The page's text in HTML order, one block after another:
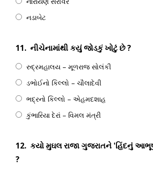
નડાબેટ
11. નીચેનામાંથી કયું જોડકું ખોટું છે ?
રુદ્રમહાલય – મૂળરાજ સોલંકી
ડભોઈનો કિલ્લો – ચૌલાદેવી
ભદ્રનો કિલ્લો – એહમદશાહ
કુંભારિયા દેરાં – વિમલ મંત્રી
12. કયો મુઘલ રાજા ગુજરાતને 'હિંદનું
?